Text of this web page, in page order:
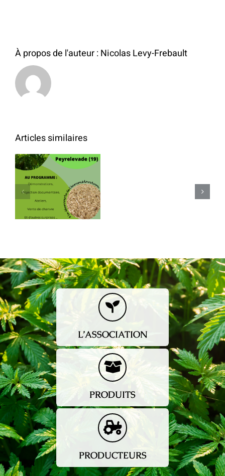
À propos de l'auteur :Nicolas Levy-Frebault
Articles similaires
Journées du
chanvre à
Peyrelevade
L’ASSOCIATION
PRODUITS
PRODUCTEURS